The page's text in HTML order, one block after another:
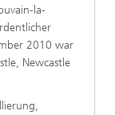
la-
2010 war
Newcastle